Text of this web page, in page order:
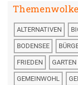
Themenwolke
ALTERNATIVEN
BODENSEE
FRIEDEN GARTEN
GEMEINWOHL